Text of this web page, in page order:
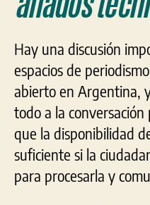
Hay una discusión
espacios de
abierto en Argentina,
todo a la
que la disponibilidad
suficiente si la
para procesarla y